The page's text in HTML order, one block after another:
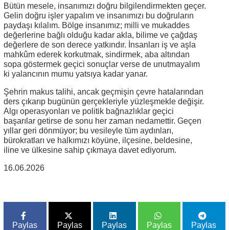
Bütün mesele, insanımızı doğru bilgilendirmekten geçer.
Gelin doğru işler yapalım ve insanımızı bu doğruların
paydaşı kılalım. Bölge insanımız; milli ve mukaddes
değerlerine bağlı olduğu kadar akla, bilime ve çağdaş
değerlere de son derece yatkındır. İnsanları iş ve aşla
mahkûm ederek korkutmak, sindirmek, aba altından
sopa göstermek geçici sonuçlar verse de unutmayalım
ki yalancının mumu yatsıya kadar yanar.
Şehrin makus talihi, ancak geçmişin çevre hatalarından
ders çıkarıp bugünün gerçekleriyle yüzleşmekle değişir.
Algı operasyonları ve politik bağnazlıklar geçici
başarılar getirse de sonu her zaman nedamettir. Geçen
yıllar geri dönmüyor; bu vesileyle tüm aydınları,
bürokratları ve halkımızı köyüne, ilçesine, beldesine,
iline ve ülkesine sahip çıkmaya davet ediyorum.
16.06.2026
Paylas Paylas Paylas Paylas Paylas